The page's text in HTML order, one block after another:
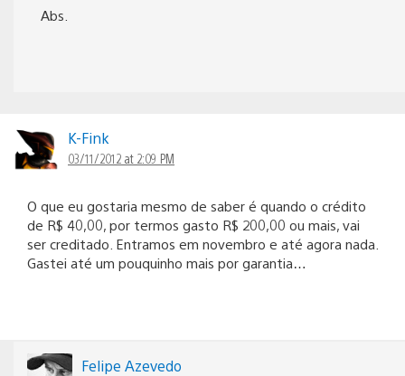
Abs.
K-Fink
03/11/2012 at 2:09 PM
O que eu gostaria mesmo de saber é quando o crédito
de R$ 40,00, por termos gasto R$ 200,00 ou mais, vai
ser creditado. Entramos em novembro e até agora nada.
Gastei até um pouquinho mais por garantia…
Felipe Azevedo